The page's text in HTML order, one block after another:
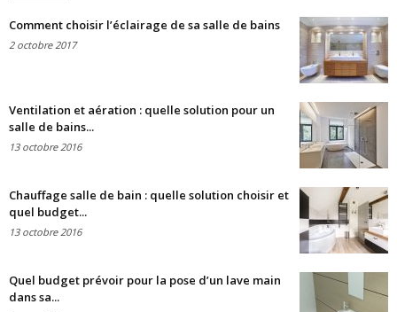
Comment choisir l’éclairage de sa salle de bains
2 octobre 2017
Ventilation et aération : quelle solution pour un
salle de bains...
13 octobre 2016
Chauffage salle de bain : quelle solution choisir et
quel budget...
13 octobre 2016
Quel budget prévoir pour la pose d’un lave main
dans sa...